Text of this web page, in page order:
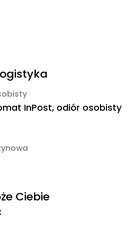
InPost, odiór osobisty
Ciebie